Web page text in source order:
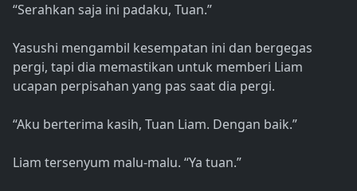
“Serahkan saja ini padaku, Tuan.”
Yasushi mengambil kesempatan ini dan bergegas
pergi, tapi dia memastikan untuk memberi Liam
ucapan perpisahan yang pas saat dia pergi.
“Aku berterima kasih, Tuan Liam. Dengan baik.”
Liam tersenyum malu-malu. “Ya tuan.”